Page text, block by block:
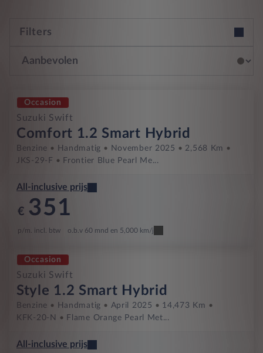
Filters
Occasion
Suzuki Swift
Comfort 1.2 Smart Hybrid
Benzine Handmatig November 2025
2,568 Km
JKS-29-F
Frontier Blue Pearl Me...
All-inclusive prijs
€ 351
p/m. incl. btw o.b.v 60 mnd en 5,000 km/j
Occasion
Suzuki Swift
Style 1.2 Smart Hybrid
Benzine Handmatig April 2025
14,473 Km
KFK-20-N
Flame Orange Pearl Met...
All-inclusive prijs